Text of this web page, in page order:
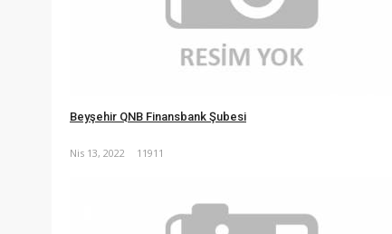
Beyşehir QNB Finansbank Şubesi
Nis 13, 2022 11911